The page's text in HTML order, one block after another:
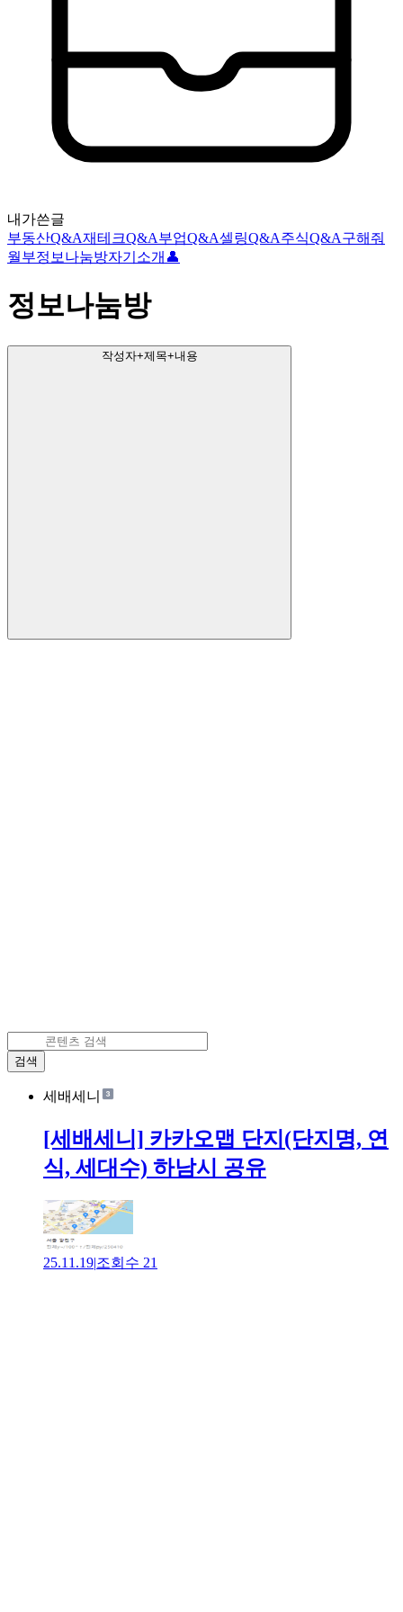
내가쓴글
부동산Q&A재테크Q&A부업Q&A셀링Q&A주식Q&A구해줘
월부정보나눔방자기소개👤
정보나눔방
작성자+제목+내용
검색
세배세니
[세배세니] 카카오맵 단지(단지명, 연
식, 세대수) 하남시 공유
25.11.19|조회수 21